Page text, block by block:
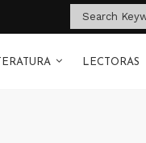
LECTORAS